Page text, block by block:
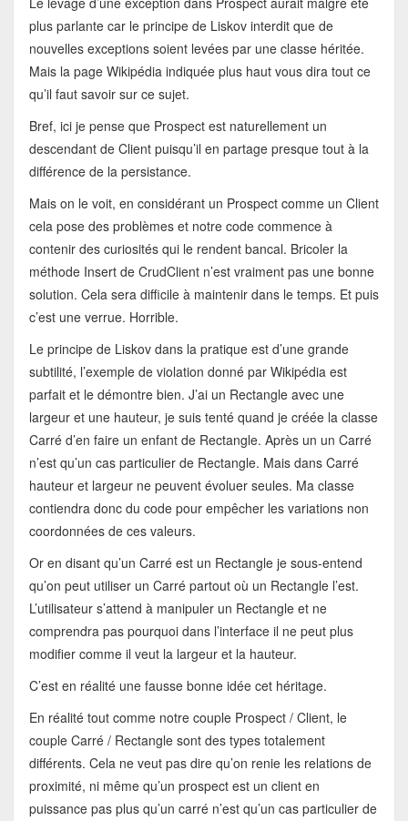
plus parlante car le principe de Liskov interdit que de
nouvelles exceptions soient levées par une classe héritée.
Mais la page Wikipédia indiquée plus haut vous dira tout ce
qu’il faut savoir sur ce sujet.
Bref, ici je pense que Prospect est naturellement un
descendant de Client puisqu’il en partage presque tout à la
différence de la persistance.
Mais on le voit, en considérant un Prospect comme un Client
cela pose des problèmes et notre code commence à
contenir des curiosités qui le rendent bancal. Bricoler la
méthode Insert de CrudClient n’est vraiment pas une bonne
solution. Cela sera difficile à maintenir dans le temps. Et puis
c’est une verrue. Horrible.
Le principe de Liskov dans la pratique est d’une grande
subtilité, l’exemple de violation donné par Wikipédia est
parfait et le démontre bien. J’ai un Rectangle avec une
largeur et une hauteur, je suis tenté quand je créée la classe
Carré d’en faire un enfant de Rectangle. Après un un Carré
n’est qu’un cas particulier de Rectangle. Mais dans Carré
hauteur et largeur ne peuvent évoluer seules. Ma classe
contiendra donc du code pour empêcher les variations non
coordonnées de ces valeurs.
Or en disant qu’un Carré est un Rectangle je sous-entend
qu’on peut utiliser un Carré partout où un Rectangle l’est.
L’utilisateur s’attend à manipuler un Rectangle et ne
comprendra pas pourquoi dans l’interface il ne peut plus
modifier comme il veut la largeur et la hauteur.
C’est en réalité une fausse bonne idée cet héritage.
En réalité tout comme notre couple Prospect / Client, le
couple Carré / Rectangle sont des types totalement
différents. Cela ne veut pas dire qu’on renie les relations de
proximité, ni même qu’un prospect est un client en
puissance pas plus qu’un carré n’est qu’un cas particulier de